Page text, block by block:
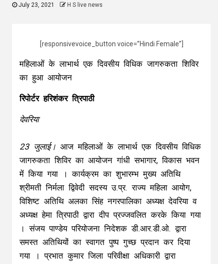
July 23, 2021 H S live news
[responsivevoice_button voice=”Hindi Female”]
महिलाओं के लाभार्थ एक दिवसीय विधिक जागरुकता शिविर
का हुआ आयोजन
रिपोर्टर हरिशंकर त्रिपाठी
देवरिया
23 जुलाई। आज महिलाओं के लाभार्थ एक दिवसीय विधिक
जागरुकता शिविर का आयोजन गांधी सभागार, विकास भवन
में किया गया । कार्यक्रम का शुभारम्भ मुख्य अतिथि
श्रीमती निर्मला द्विवेदी सदस्य उ.प्र. राज्य महिला आयोग,
विशिष्ट अतिथि अलका सिंह नगरपालिका अध्यक्ष देवरिया व
अध्यक्ष हेमा त्रिपाठी द्वारा दीप प्रज्जवलित करके किया गया
। संजय पाण्डेय परियोजना निदेशक डी.आर.डी.ओ. द्वारा
समस्त अतिथियों का स्वागत पुष्प गुच्छ प्रदान कर दिया
गया । प्रभात कुमार जिला परिवीक्षा अधिकारी द्वारा